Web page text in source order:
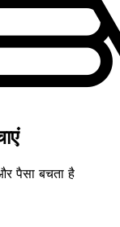
पैसा बचता है